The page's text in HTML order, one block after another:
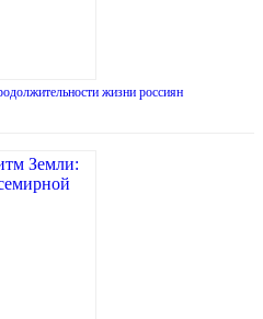
жизни россиян